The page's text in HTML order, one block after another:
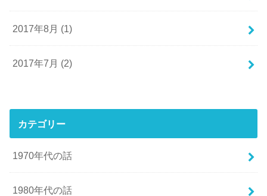
2017年8月 (1)
2017年7月 (2)
カテゴリー
1970年代の話
1980年代の話